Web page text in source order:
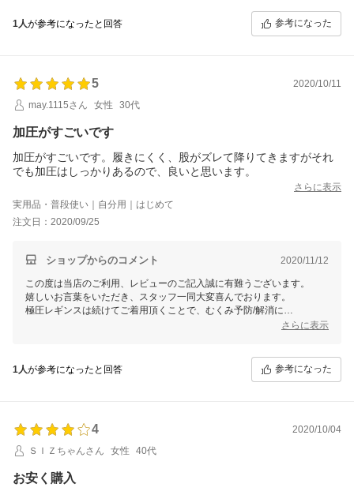
1人が参考になったと回答 参考になった
5
2020/10/11
may.1115さん
女性 30代
加圧がすごいです
加圧がすごいです。履きにくく、股がズレて降りてきますがそれ
でも加圧はしっかりあるので、良いと思います。
さらに表示
実用品・普段使い｜自分用｜はじめて
注文日：2020/09/25
ショップからのコメント 2020/11/12
この度は当店のご利用、レビューのご記入誠に有難うございます。
嬉しいお言葉をいただき、スタッフ一同大変喜んでおります。
極圧レギンスは続けてご着用頂くことで、むくみ予防/解消に
さらに表示
1人が参考になったと回答 参考になった
4
2020/10/04
ＳＩＺちゃんさん
女性 40代
お安く購入